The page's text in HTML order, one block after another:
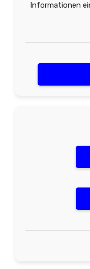
Informationen